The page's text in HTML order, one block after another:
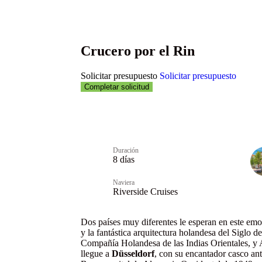
Crucero por el Rin
Solicitar presupuesto Solicitar presupuesto
Completar solicitud
Duración
8 días
Naviera
Riverside Cruises
Dos países muy diferentes le esperan en este
y la fantástica arquitectura holandesa del Siglo
Compañía Holandesa de las Indias Orientales,
llegue aDüsseldorf, con su encantador casco